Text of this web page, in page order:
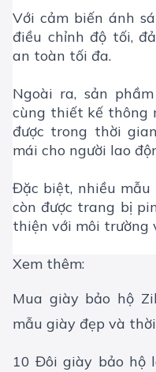
Với cảm biến ánh
điều chỉnh độ tối,
an toàn tối đa.
Ngoài ra, sản
cùng thiết kế thông
được trong thời
mái cho người lao
Đặc biệt, nhiều
còn được trang bị
thiện với môi trường
Xem thêm:
Mua giày bảo hộ
mẫu giày đẹp và
10 Đôi giày bảo hộ